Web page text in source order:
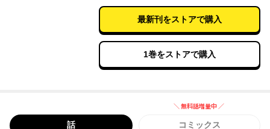
最新刊をストアで購入
1巻をストアで購入
＼ 無料話増量中 ／
話 無料話増量中
コミックス